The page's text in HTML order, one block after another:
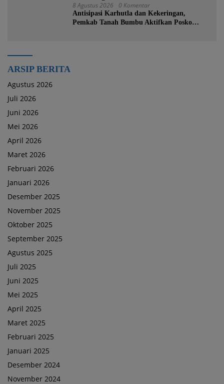
8 Agustus 2026 0 Komentar
Antisipasi Karhutla dan Kekeringan,
Pemkab Tanah Bumbu Aktifkan Posko
ARSIP BERITA
Agustus 2026
Juli 2026
Juni 2026
Mei 2026
April 2026
Maret 2026
Februari 2026
Januari 2026
Desember 2025
November 2025
Oktober 2025
September 2025
Agustus 2025
Juli 2025
Juni 2025
Mei 2025
April 2025
Maret 2025
Februari 2025
Januari 2025
Desember 2024
November 2024